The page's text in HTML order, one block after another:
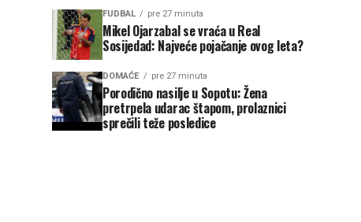
FUDBAL pre 27 minuta
Mikel Ojarzabal se vraća u Real
Sosijedad: Najveće pojačanje ovog leta?
DOMAĆE pre 27 minuta
Porodično nasilje u Sopotu: Žena
pretrpela udarac štapom, prolaznici
sprečili teže posledice